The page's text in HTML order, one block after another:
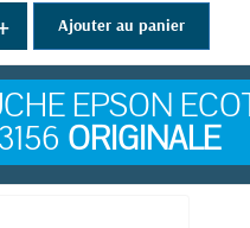
Ajouter au panier
EPSON
ORIGINALE